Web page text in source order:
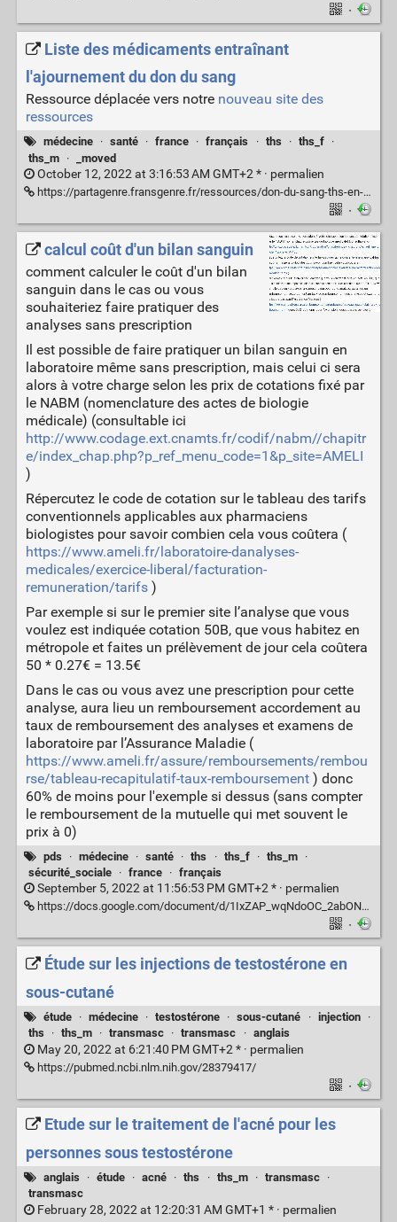
·
Liste des médicaments entraînant
l'ajournement du don du sang
Ressource déplacée vers notre nouveau site des
ressources
médecine · santé · france · français · ths · ths_f
·
ths_m
· _moved
October 12, 2022 at 3:16:53 AM GMT+2 * · permalien
https://partagenre.fransgenre.fr/ressources/don-du-sang-ths-en-france
·
calcul coût d'un bilan sanguin
comment calculer le coût d'un bilan
sanguin dans le cas ou vous
souhaiteriez faire pratiquer des
analyses sans prescription
Il est possible de faire pratiquer un bilan sanguin en
laboratoire même sans prescription, mais celui ci sera
alors à votre charge selon les prix de cotations fixé par
le NABM (nomenclature des actes de biologie
médicale) (consultable ici
http://www.codage.ext.cnamts.fr/codif/nabm//chapitr
e/index_chap.php?p_ref_menu_code=1&p_site=AMELI
)
Répercutez le code de cotation sur le tableau des tarifs
conventionnels applicables aux pharmaciens
biologistes pour savoir combien cela vous coûtera (
https://www.ameli.fr/laboratoire-danalyses-
medicales/exercice-liberal/facturation-
remuneration/tarifs)
Par exemple si sur le premier site l’analyse que vous
voulez est indiquée cotation 50B, que vous habitez en
métropole et faites un prélèvement de jour cela coûtera
50 * 0.27€ = 13.5€
Dans le cas ou vous avez une prescription pour cette
analyse, aura lieu un remboursement accordement au
taux de remboursement des analyses et examens de
laboratoire par l’Assurance Maladie (
https://www.ameli.fr/assure/remboursements/rembou
rse/tableau-recapitulatif-taux-remboursement) donc
60% de moins pour l'exemple si dessus (sans compter
le remboursement de la mutuelle qui met souvent le
prix à 0)
pds · médecine · santé · ths · ths_f · ths_m
·
sécurité_sociale
· france · français
September 5, 2022 at 11:56:53 PM GMT+2 * · permalien
https://docs.google.com/document/d/1IxZAP_wqNdoOC_2abONnHjJNgmePBoysgibXxkx496w/edit?usp=sharing
·
Étude sur les injections de testostérone en
sous-cutané
étude · médecine · testostérone · sous-cutané · injection
·
ths
· ths_m · transmasc · transmasc · anglais
May 20, 2022 at 6:21:40 PM GMT+2 * · permalien
https://pubmed.ncbi.nlm.nih.gov/28379417/
·
Etude sur le traitement de l'acné pour les
personnes sous testostérone
anglais · étude · acné · ths · ths_m · transmasc
·
transmasc
February 28, 2022 at 12:20:31 AM GMT+1 * · permalien